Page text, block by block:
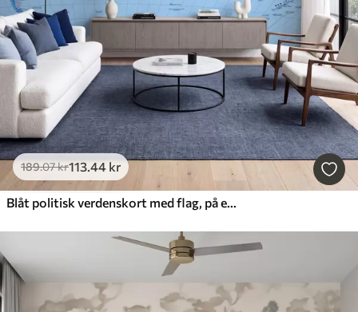
189.07kr113.44 kr
Blåt politisk verdenskort med flag, på engelsk